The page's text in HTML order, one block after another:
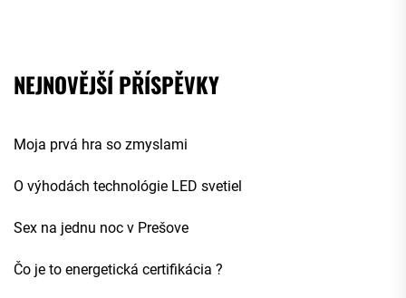
NEJNOVĚJŠÍ PŘÍSPĚVKY
Moja prvá hra so zmyslami
O výhodách technológie LED svetiel
Sex na jednu noc v Prešove
Čo je to energetická certifikácia ?